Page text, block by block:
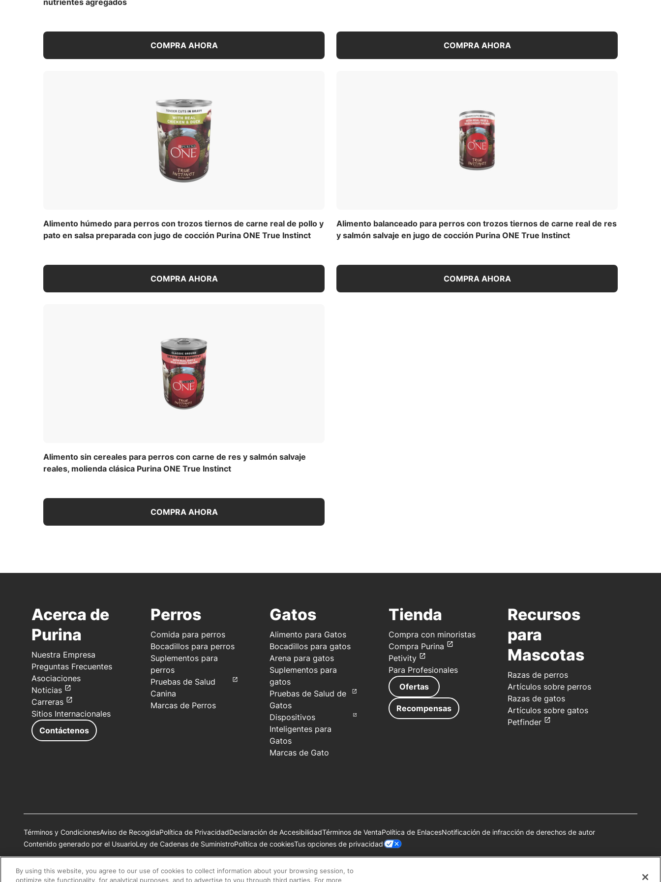
1,057 kcal/kg
nutrientes agregados
COMPRA AHORA COMPRA AHORA
Alimento húmedo para perros con trozos tiernos de carne real de pollo y
pato en salsa preparada con jugo de cocción Purina ONE True Instinct
COMPRA AHORA
Alimento balanceado para perros con trozos tiernos de carne real de res
y salmón salvaje en jugo de cocción Purina ONE True Instinct
COMPRA AHORA
Alimento sin cereales para perros con carne de res y salmón salvaje
reales, molienda clásica Purina ONE True Instinct
COMPRA AHORA
Acerca de
Purina
Nuestra Empresa
Preguntas Frecuentes
Asociaciones
Noticias
Carreras
Sitios Internacionales
Contáctenos
Perros
Comida para perros
Bocadillos para perros
Suplementos para
perros
Pruebas de Salud
Canina
Marcas de Perros
Gatos
Alimento para Gatos
Bocadillos para gatos
Arena para gatos
Suplementos para
gatos
Pruebas de Salud de
Gatos
Dispositivos
Inteligentes para
Gatos
Marcas de Gato
Tienda
Compra con minoristas
Compra Purina
Petivity
Para Profesionales
Ofertas
Recompensas
Recursos
para
Mascotas
Razas de perros
Artículos sobre perros
Razas de gatos
Artículos sobre gatos
Petfinder
Términos y CondicionesAviso de RecogidaPolítica de PrivacidadDeclaración de AccesibilidadTérminos de VentaPolítica de EnlacesNotificación de infracción de derechos de autor
Contenido generado por el UsuarioLey de Cadenas de SuministroPolítica de cookiesTus opciones de privacidad
Todas las marcas comerciales de Nestlé Purina son propiedad de Société des Produits Nestlé S.A., Vevey, Suiza o se utilizan con autorización.
By using this website, you agree to our use of cookies to collect information about your browsing session, to
optimize site functionality, for analytical purposes, and to advertise to you through third parties. For more